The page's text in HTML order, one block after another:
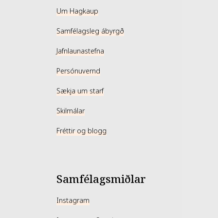
Um Hagkaup
Samfélagsleg ábyrgð
Jafnlaunastefna
Persónuvernd
Sækja um starf
Skilmálar
Fréttir og blogg
Samfélagsmiðlar
Instagram